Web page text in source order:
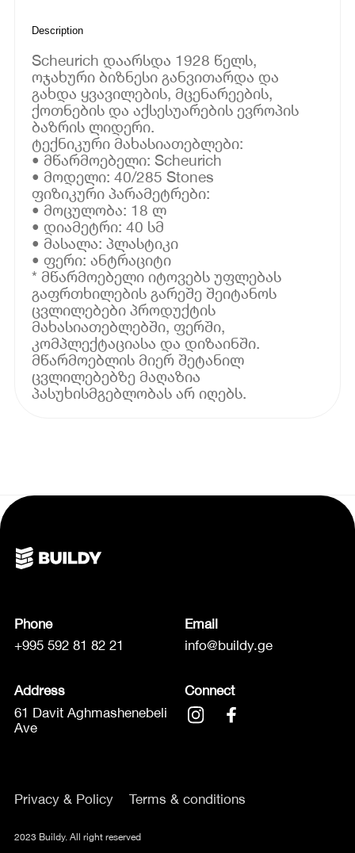
Description
Scheurich დაარსდა 1928 წელს,
ოჯახური ბიზნესი განვითარდა და
გახდა ყვავილების, მცენარეების,
ქოთნების და აქსესუარების ევროპის
ბაზრის ლიდერი.
ტექნიკური მახასიათებლები:
• მწარმოებელი: Scheurich
• მოდელი: 40/285 Stones
ფიზიკური პარამეტრები:
• მოცულობა: 18 ლ
• დიამეტრი: 40 სმ
• მასალა: პლასტიკი
• ფერი: ანტრაციტი
* მწარმოებელი იტოვებს უფლებას
გაფრთხილების გარეშე შეიტანოს
ცვლილებები პროდუქტის
მახასიათებლებში, ფერში,
კომპლექტაციასა და დიზაინში.
მწარმოებლის მიერ შეტანილ
ცვლილებებზე მაღაზია
პასუხისმგებლობას არ იღებს.
Phone
+995 592 81 82 21
Email
info@buildy.ge
Address
61 Davit Aghmashenebeli
Ave
Connect
Privacy & Policy Terms & conditions
2023 Buildy. All right reserved